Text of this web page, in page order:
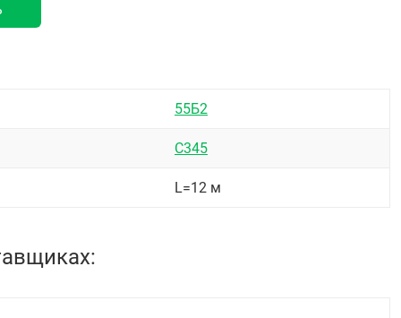
55Б2
С345
L=12 м